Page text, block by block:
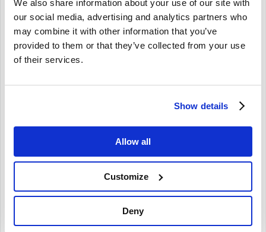
We also share information about your use of our site with
our social media, advertising and analytics partners who
may combine it with other information that you’ve
provided to them or that they’ve collected from your use
of their services.
Show details
Allow all
Customize
Deny
universeel
29,75Excl. BTW
Volvo 240 260 740 760 940
€28,93Excl. BTW